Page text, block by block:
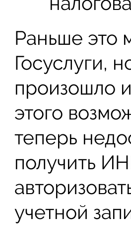
Раньше это
Госуслуги,
произошло
этого
теперь
получить
учетной